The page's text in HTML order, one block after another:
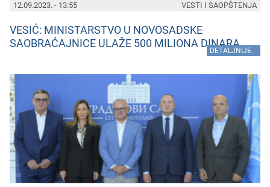
12.09.2023. - 13:55
VESIĆ: MINISTARSTVO U NOVOSADSKE
SAOBRAĆAJNICE ULAŽE 500 MILIONA DINARA
DETALJNIJE
VESTI I SAOPŠTENJA